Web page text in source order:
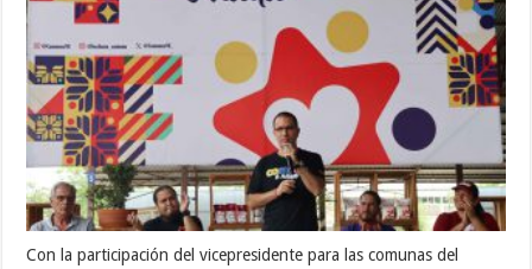
Con la participación del vicepresidente para las comunas del